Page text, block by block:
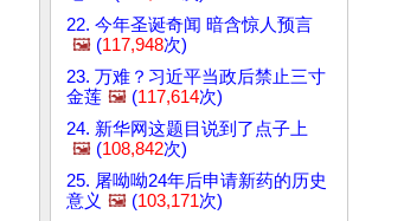
22. 今年圣诞奇闻 暗含惊人预言
🖼️ (117,948次)
23. 万难？习近平当政后禁止三寸
金莲 🖼️ (117,614次)
24. 新华网这题目说到了点子上
🖼️ (108,842次)
25. 屠呦呦24年后申请新药的历史
意义 🖼️ (103,171次)